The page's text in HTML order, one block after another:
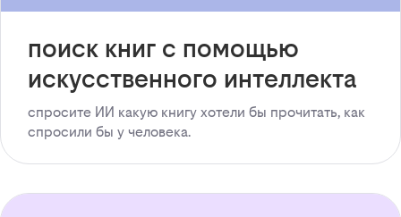
поиск книг с помощью
искусственного интеллекта
спросите ИИ какую книгу хотели бы прочитать, как
спросили бы у человека.